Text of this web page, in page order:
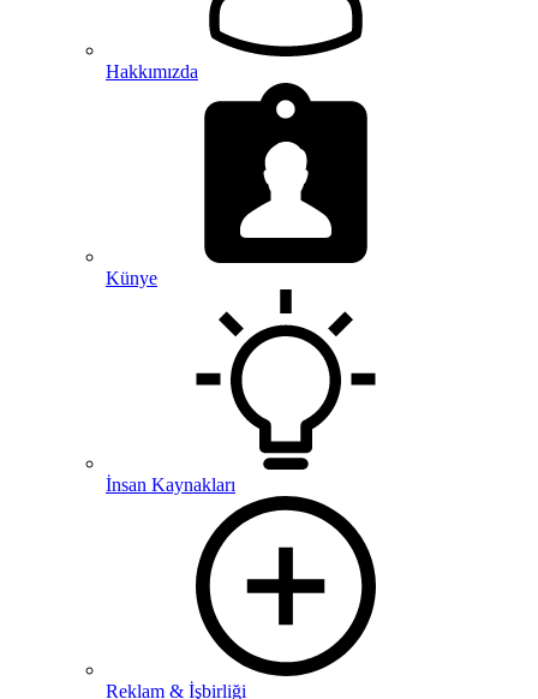
Hakkımızda
Künye
İnsan Kaynakları
Reklam & İşbirliği